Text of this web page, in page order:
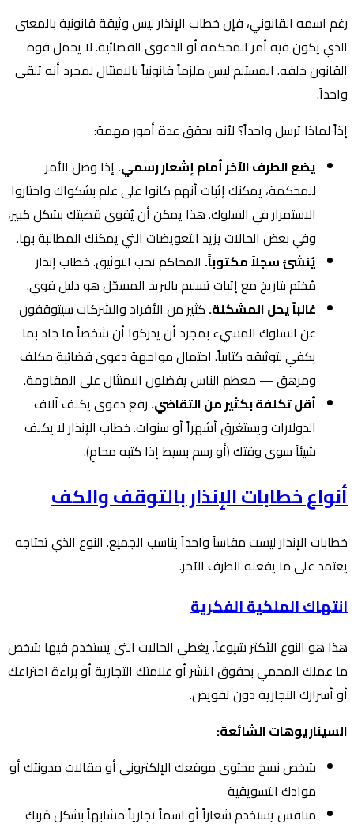
رغم اسمه القانوني، فإن خطاب الإنذار ليس وثيقة قانونية بالمعنى
الذي يكون فيه أمر المحكمة أو الدعوى القضائية. لا يحمل قوة
القانون خلفه. المستلم ليس ملزماً قانونياً بالامتثال لمجرد أنه تلقى
واحداً.
إذاً لماذا ترسل واحداً؟ لأنه يحقق عدة أمور مهمة:
يضع الطرف الآخر أمام إشعار رسمي. إذا وصل الأمر
للمحكمة، يمكنك إثبات أنهم كانوا على علم بشكواك واختاروا
الاستمرار في السلوك. هذا يمكن أن يُقوي قضيتك بشكل كبير،
وفي بعض الحالات يزيد التعويضات التي يمكنك المطالبة بها.
يُنشئ سجلاً مكتوباً. المحاكم تحب التوثيق. خطاب إنذار
مُختم بتاريخ مع إثبات تسليم بالبريد المسجّل هو دليل قوي.
غالباً يحل المشكلة. كثير من الأفراد والشركات سيتوقفون
عن السلوك المسيء بمجرد أن يدركوا أن شخصاً ما جاد بما
يكفي لتوثيقه كتابياً. احتمال مواجهة دعوى قضائية مكلف
ومرهق — معظم الناس يفضلون الامتثال على المقاومة.
أقل تكلفة بكثير من التقاضي. رفع دعوى يكلف آلاف
الدولارات ويستغرق أشهراً أو سنوات. خطاب الإنذار لا يكلف
شيئاً سوى وقتك (أو رسم بسيط إذا كتبه محامٍ).
أنواع خطابات الإنذار بالتوقف والكف
خطابات الإنذار ليست مقاساً واحداً يناسب الجميع. النوع الذي تحتاجه
يعتمد على ما يفعله الطرف الآخر.
انتهاك الملكية الفكرية
هذا هو النوع الأكثر شيوعاً. يغطي الحالات التي يستخدم فيها شخص
ما عملك المحمي بحقوق النشر أو علامتك التجارية أو براءة اختراعك
أو أسرارك التجارية دون تفويض.
السيناريوهات الشائعة:
شخص نسخ محتوى موقعك الإلكتروني أو مقالات مدونتك أو
موادك التسويقية
منافس يستخدم شعاراً أو اسماً تجارياً مشابهاً بشكل مُربك